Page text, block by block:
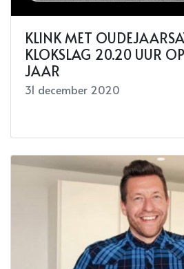
KLINK MET
KLOKSLAG 20.20 UUR
JAAR
31 december 2020